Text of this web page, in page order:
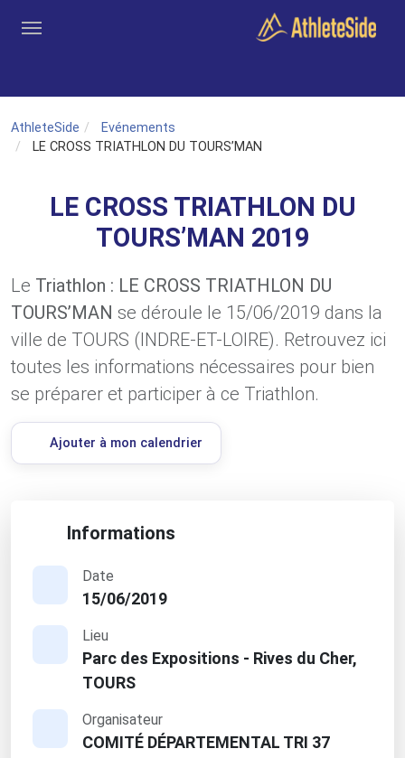
AthleteSide
Evénements
LE CROSS TRIATHLON DU TOURS’MAN
LE CROSS TRIATHLON DU
TOURS’MAN 2019
Le Triathlon : LE CROSS TRIATHLON DU
TOURS’MAN se déroule le 15/06/2019 dans la
ville de TOURS (INDRE-ET-LOIRE). Retrouvez ici
toutes les informations nécessaires pour bien
se préparer et participer à ce Triathlon.
Ajouter à mon calendrier
Informations
Date
15/06/2019
Lieu
Parc des Expositions - Rives du Cher,
TOURS
Organisateur
COMITÉ DÉPARTEMENTAL TRI 37